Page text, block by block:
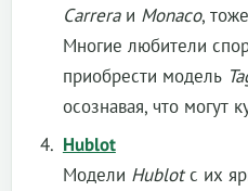
Carreraи Monaco,
Многие любители
приобрести модель
осознавая, что могут
Hublot
Модели Hublotс их